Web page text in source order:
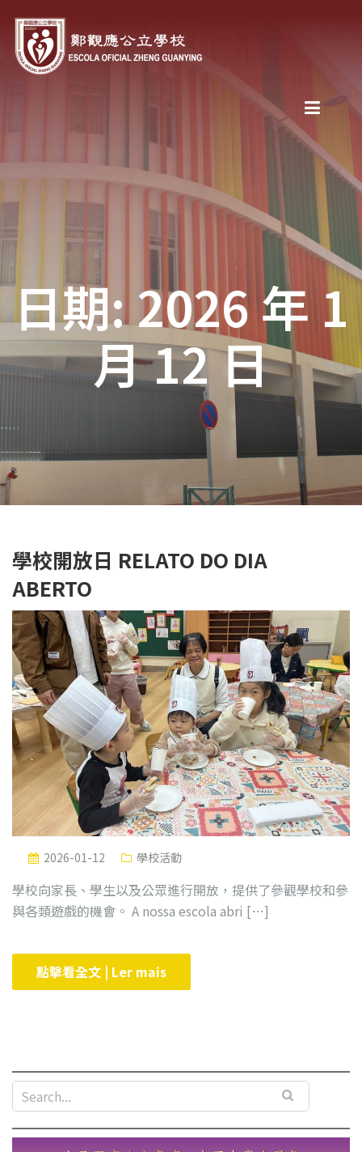
日期: 2026 年 1
月 12 日
學校開放日 RELATO DO DIA
ABERTO
2026-01-12 學校活動
學校向家長、學生以及公眾進行開放，提供了參觀學校和參
與各類遊戲的機會。 A nossa escola abri […]
點擊看全文 | Ler mais